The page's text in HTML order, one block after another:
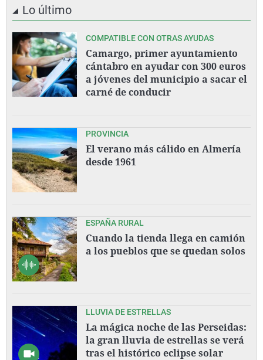
Lo último
COMPATIBLE CON OTRAS AYUDAS
Camargo, primer ayuntamiento
cántabro en ayudar con 300 euros
a jóvenes del municipio a sacar el
carné de conducir
PROVINCIA
El verano más cálido en Almería
desde 1961
ESPAÑA RURAL
Cuando la tienda llega en camión
a los pueblos que se quedan solos
LLUVIA DE ESTRELLAS
La mágica noche de las Perseidas:
la gran lluvia de estrellas se verá
tras el histórico eclipse solar